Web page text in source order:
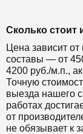
Сколько стоит
Цена зависит
составы — от
4200 руб./м.п.,
Точную
выезда нашего
работах
от
не обязывает к